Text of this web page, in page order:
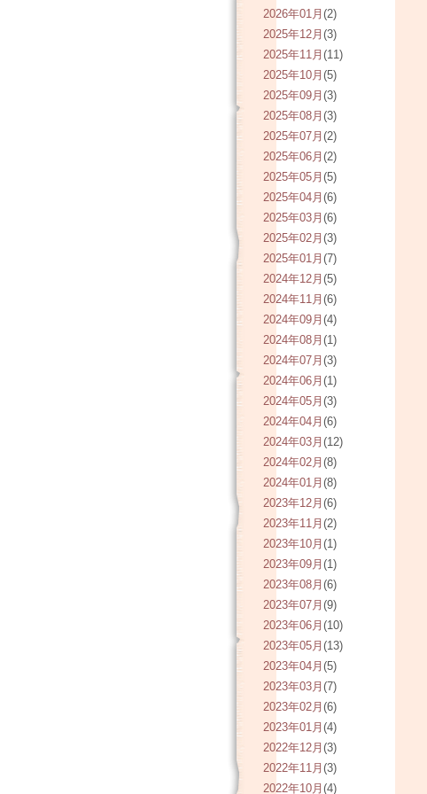
2026年01月 (2)
2025年12月 (3)
2025年11月 (11)
2025年10月 (5)
2025年09月 (3)
2025年08月 (3)
2025年07月 (2)
2025年06月 (2)
2025年05月 (5)
2025年04月 (6)
2025年03月 (6)
2025年02月 (3)
2025年01月 (7)
2024年12月 (5)
2024年11月 (6)
2024年09月 (4)
2024年08月 (1)
2024年07月 (3)
2024年06月 (1)
2024年05月 (3)
2024年04月 (6)
2024年03月 (12)
2024年02月 (8)
2024年01月 (8)
2023年12月 (6)
2023年11月 (2)
2023年10月 (1)
2023年09月 (1)
2023年08月 (6)
2023年07月 (9)
2023年06月 (10)
2023年05月 (13)
2023年04月 (5)
2023年03月 (7)
2023年02月 (6)
2023年01月 (4)
2022年12月 (3)
2022年11月 (3)
2022年10月 (4)